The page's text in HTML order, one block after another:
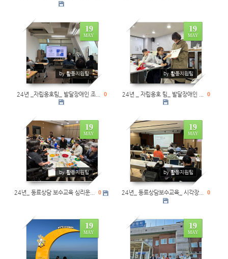
19
MAY
by 활동지원팀
0
24년 _자립옹호팀_ 발달장애인 조... 0
19
MAY
by 활동지원팀
0
24년 _ 자립옹호 팀_ 발달장애인 ... 0
19
MAY
by 활동지원팀
0
24년_ 동료상담 보수교육 심리운... 0
19
MAY
by 활동지원팀
0
24년_ 동료상담보수교육_ 시각장... 0
19
MAY
0
19
MAY
0